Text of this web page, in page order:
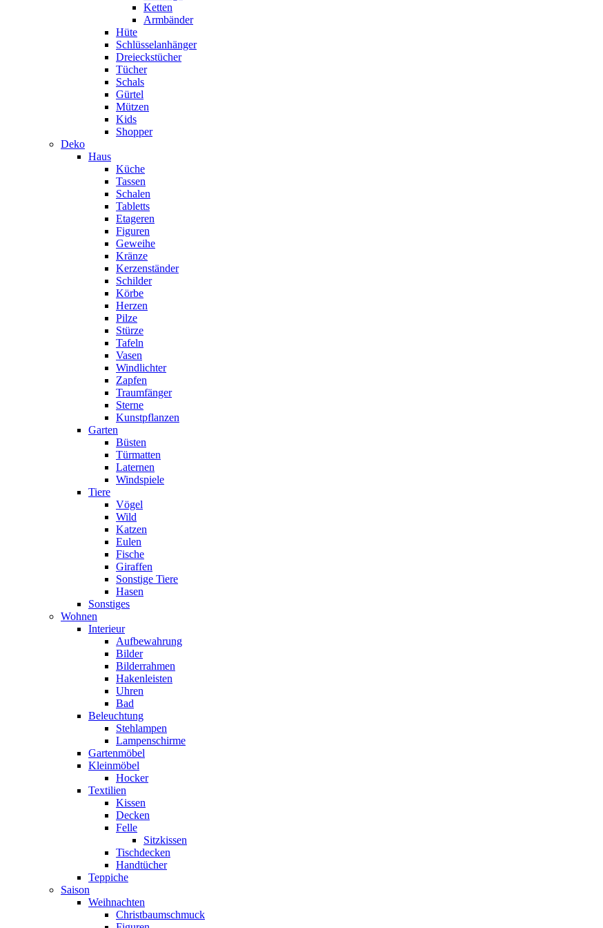
Ketten
Armbänder
Hüte
Schlüsselanhänger
Dreieckstücher
Tücher
Schals
Gürtel
Mützen
Kids
Shopper
Deko
Haus
Küche
Tassen
Schalen
Tabletts
Etageren
Figuren
Geweihe
Kränze
Kerzenständer
Schilder
Körbe
Herzen
Pilze
Stürze
Tafeln
Vasen
Windlichter
Zapfen
Traumfänger
Sterne
Kunstpflanzen
Garten
Büsten
Türmatten
Laternen
Windspiele
Tiere
Vögel
Wild
Katzen
Eulen
Fische
Giraffen
Sonstige Tiere
Hasen
Sonstiges
Wohnen
Interieur
Aufbewahrung
Bilder
Bilderrahmen
Hakenleisten
Uhren
Bad
Beleuchtung
Stehlampen
Lampenschirme
Gartenmöbel
Kleinmöbel
Hocker
Textilien
Kissen
Decken
Felle
Sitzkissen
Tischdecken
Handtücher
Teppiche
Saison
Weihnachten
Christbaumschmuck